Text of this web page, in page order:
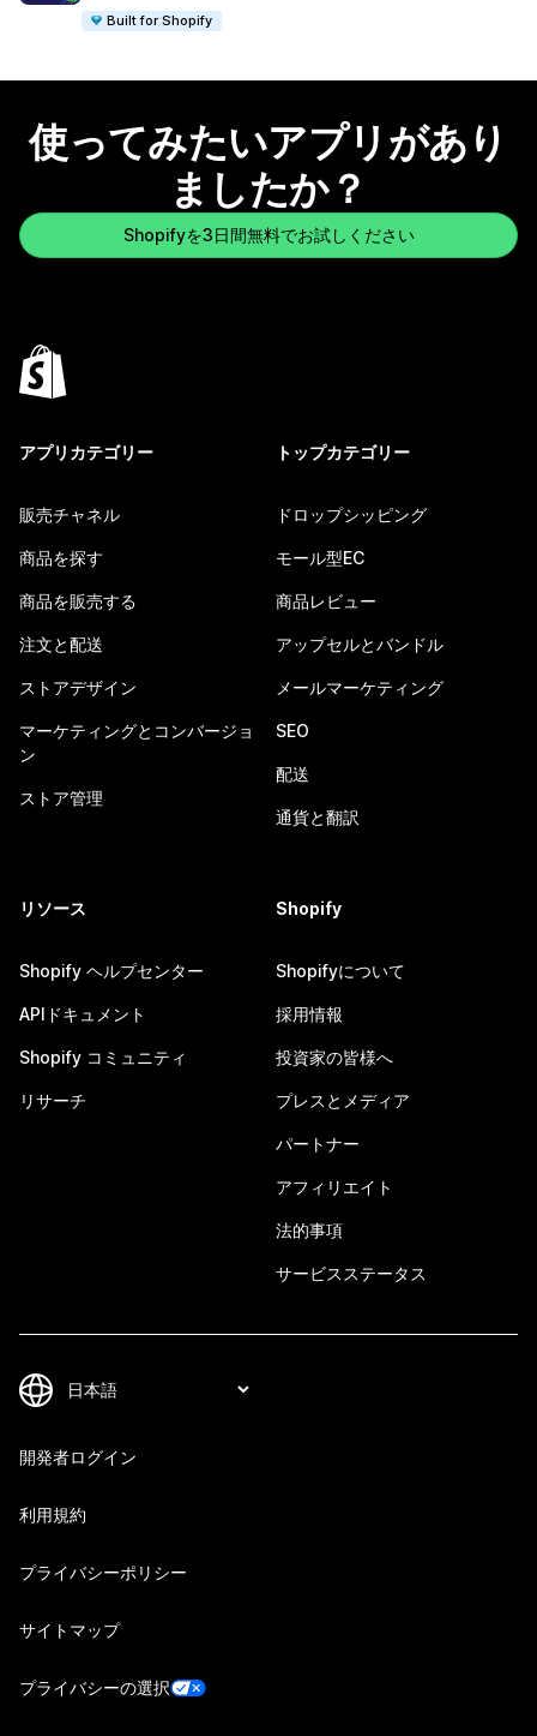
Built for Shopify
使ってみたいアプリがあり
ましたか？
Shopifyを3日間無料でお試しください
アプリカテゴリー
販売チャネル
商品を探す
商品を販売する
注文と配送
ストアデザイン
マーケティングとコンバージョ
ン
ストア管理
トップカテゴリー
ドロップシッピング
モール型EC
商品レビュー
アップセルとバンドル
メールマーケティング
SEO
配送
通貨と翻訳
リソース
Shopify ヘルプセンター
APIドキュメント
Shopify コミュニティ
リサーチ
Shopify
Shopifyについて
採用情報
投資家の皆様へ
プレスとメディア
パートナー
アフィリエイト
法的事項
サービスステータス
開発者ログイン
利用規約
プライバシーポリシー
サイトマップ
プライバシーの選択